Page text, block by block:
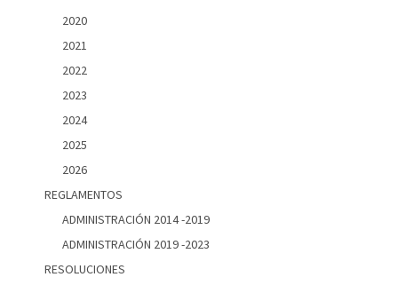
2020
2021
2022
2023
2024
2025
2026
REGLAMENTOS
ADMINISTRACIÓN 2014 -2019
ADMINISTRACIÓN 2019 -2023
RESOLUCIONES